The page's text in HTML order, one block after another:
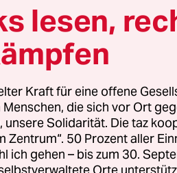
sagt der ganz in
auf dem Schoß. „Wir sind
Wenn er, Jerry, also eine
„Kann ich so leben, wie
lesen,
Kraft für eine offene
die sich vor Ort
unsere Solidarität. Die taz
Zentrum“. 50 Prozent aller
ich gehen – bis zum 30.
Orte